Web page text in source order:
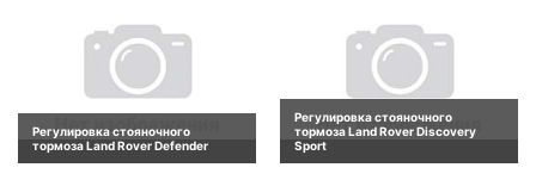
Регулировка стояночного
тормоза Land Rover Defender
Регулировка стояночного
тормоза Land Rover Discovery
Sport